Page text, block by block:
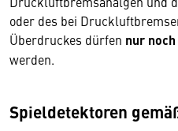
oder des bei
Überdruckes dürfen nur
werden.
Spieldetektoren